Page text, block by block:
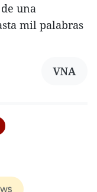
una
mil palabras
VNA